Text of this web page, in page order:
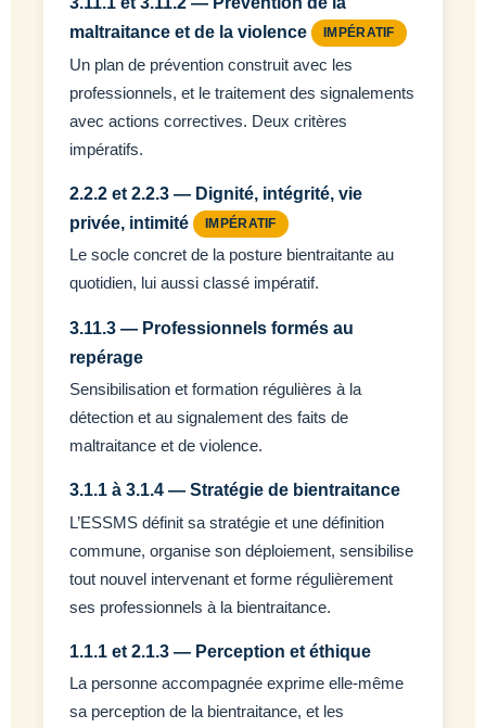
maltraitance et de la violence
IMPÉRATIF
Un plan de prévention construit avec les
professionnels, et le traitement des signalements
avec actions correctives. Deux critères
impératifs.
2.2.2 et 2.2.3 — Dignité, intégrité, vie
privée, intimité
IMPÉRATIF
Le socle concret de la posture bientraitante au
quotidien, lui aussi classé impératif.
3.11.3 — Professionnels formés au
repérage
Sensibilisation et formation régulières à la
détection et au signalement des faits de
maltraitance et de violence.
3.1.1 à 3.1.4 — Stratégie de bientraitance
L’ESSMS définit sa stratégie et une définition
commune, organise son déploiement, sensibilise
tout nouvel intervenant et forme régulièrement
ses professionnels à la bientraitance.
1.1.1 et 2.1.3 — Perception et éthique
La personne accompagnée exprime elle-même
sa perception de la bientraitance, et les